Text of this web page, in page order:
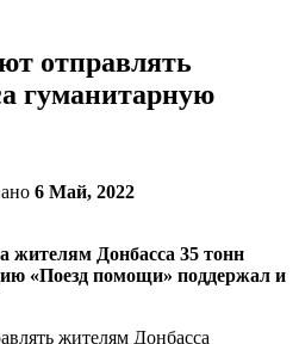
отправлять
гуманитарную
6 Май, 2022
жителям Донбасса 35 тонн
«Поезд помощи» поддержал и